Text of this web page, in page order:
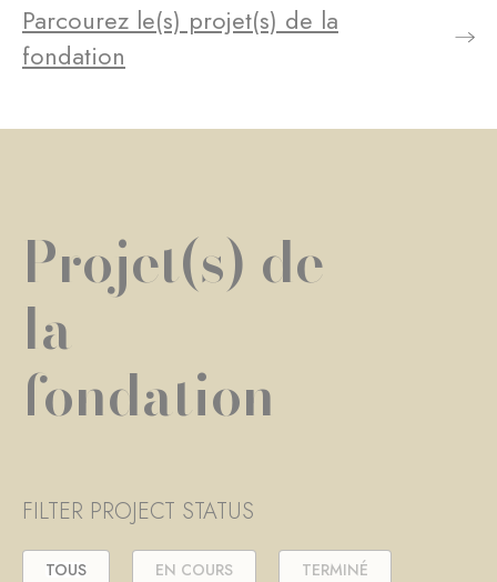
Parcourez le(s) projet(s) de la
fondation
Projet(s) de
la
fondation
FILTER PROJECT STATUS
TOUS EN COURS TERMINÉ